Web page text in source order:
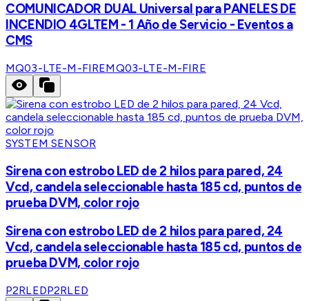
COMUNICADOR DUAL Universal para PANELES DE
INCENDIO 4GLTEM - 1 Año de Servicio - Eventos a
CMS
MQ03-LTE-M-FIREMQ03-LTE-M-FIRE
SYSTEM SENSOR
Sirena con estrobo LED de 2 hilos para pared, 24
Vcd, candela seleccionable hasta 185 cd, puntos de
prueba DVM, color rojo
Sirena con estrobo LED de 2 hilos para pared, 24
Vcd, candela seleccionable hasta 185 cd, puntos de
prueba DVM, color rojo
P2RLEDP2RLED